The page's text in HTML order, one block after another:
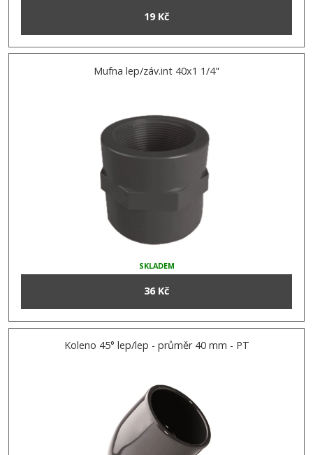
19 Kč
Mufna lep/záv.int 40x1 1/4"
SKLADEM
36 Kč
Koleno 45° lep/lep - průměr 40 mm - PT